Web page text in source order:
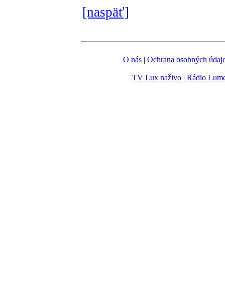
[naspäť]
O nás | Ochrana osobných
TV Lux naživo| Rádio